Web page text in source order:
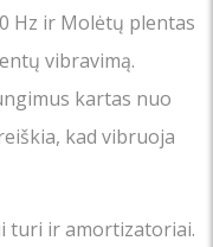
Hz ir Molėtų plentas
vibravimą.
kartas nuo
kad vibruoja
turi ir amortizatoriai.